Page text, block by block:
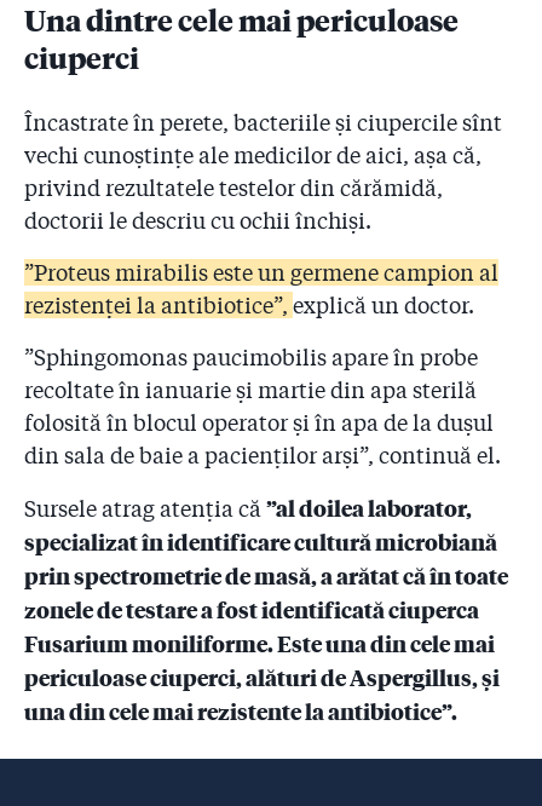
Una dintre cele mai periculoase
ciuperci
Încastrate în perete, bacteriile și ciupercile sînt
vechi cunoștințe ale medicilor de aici, așa că,
privind rezultatele testelor din cărămidă,
doctorii le descriu cu ochii închiși.
”Proteus mirabilis este un germene campion al
rezistenței la antibiotice”, explică un doctor.
”Sphingomonas paucimobilis apare în probe
recoltate în ianuarie și martie din apa sterilă
folosită în blocul operator și în apa de la dușul
din sala de baie a pacienților arși”, continuă el.
Sursele atrag atenția că ”al doilea laborator,
specializat în identificare cultură microbiană
prin spectrometrie de masă, a arătat că în toate
zonele de testare a fost identificată ciuperca
Fusarium moniliforme. Este una din cele mai
periculoase ciuperci, alături de Aspergillus, și
una din cele mai rezistente la antibiotice”.